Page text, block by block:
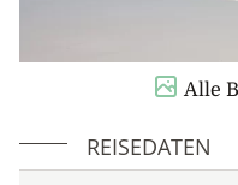
Alle
REISEDATEN